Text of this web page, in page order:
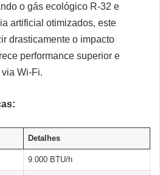
o gás ecológico R-32 e
artificial otimizados, este
drasticamente o impacto
performance superior e
Wi-Fi.
Detalhes
9.000 BTU/h